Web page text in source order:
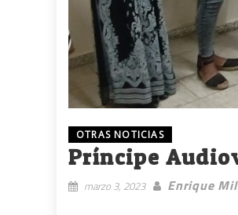
OTRAS NOTICIAS
Príncipe
marzo 3, 2023 Enrique